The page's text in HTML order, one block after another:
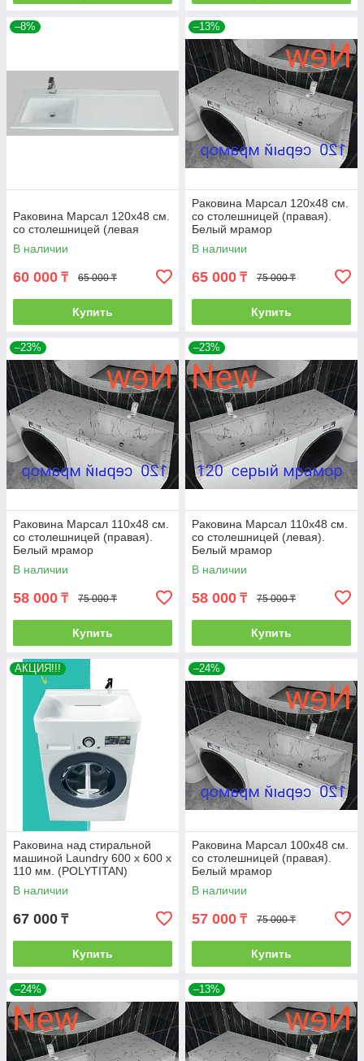
–8%
Раковина Марсал 120х48 см.
со столешницей (левая
В наличии
60 000 ₸ 65 000 ₸
Купить
–13%
Раковина Марсал 120х48 см.
со столешницей (правая).
Белый мрамор
В наличии
65 000 ₸ 75 000 ₸
Купить
–23%
Раковина Марсал 110х48 см.
со столешницей (правая).
Белый мрамор
В наличии
58 000 ₸ 75 000 ₸
Купить
–23%
Раковина Марсал 110х48 см.
со столешницей (левая).
Белый мрамор
В наличии
58 000 ₸ 75 000 ₸
Купить
АКЦИЯ!!!
Раковина над стиральной
машиной Laundry 600 х 600 х
110 мм. (POLYTITAN)
В наличии
67 000 ₸
Купить
–24%
Раковина Марсал 100х48 см.
со столешницей (правая).
Белый мрамор
В наличии
57 000 ₸ 75 000 ₸
Купить
–24% –13%